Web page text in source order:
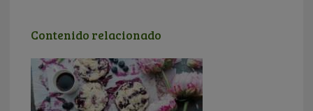
Contenido relacionado